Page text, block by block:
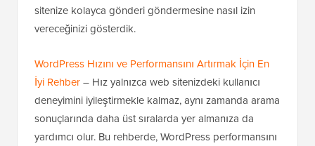
sitenize kolayca gönderi göndermesine nasıl izin
vereceğinizi gösterdik.
WordPress Hızını ve Performansını Artırmak İçin En
İyi Rehber– Hız yalnızca web sitenizdeki kullanıcı
deneyimini iyileştirmekle kalmaz, aynı zamanda arama
sonuçlarında daha üst sıralarda yer almanıza da
yardımcı olur. Bu rehberde, WordPress performansını